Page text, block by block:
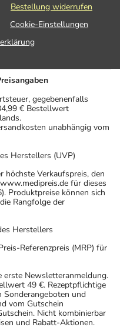
Bestellung widerrufen
Cookie-Einstellungen
gegebenenfalls
€ Bestellwert
unabhängig vom
Herstellers (UVP)
höchste Verkaufspreis, den
für dieses
Produktpreise können sich
Rangfolge der
Herstellers
Referenzpreis (MRP) für
erste Newsletteranmeldung.
49 €. Rezeptpflichtige
und
vom Gutschein
Nicht kombinierbar
und Rabatt-Aktionen.